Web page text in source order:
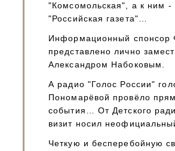
"Комсомольская", а к ним -
"Российская газета"…
Информационный спонсор
представлено лично
Александром Набоковым.
А радио "Голос России"
Пономарёвой провёло
события… От Детского
визит носил
Четкую и бесперебойную